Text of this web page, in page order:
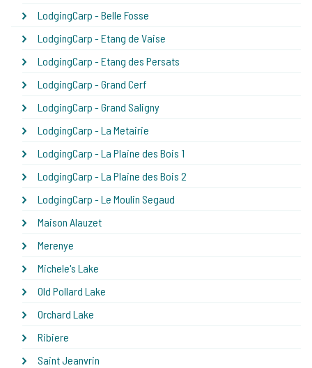
LodgingCarp - Belle Fosse
LodgingCarp - Etang de Vaise
LodgingCarp - Etang des Persats
LodgingCarp - Grand Cerf
LodgingCarp - Grand Saligny
LodgingCarp - La Metairie
LodgingCarp - La Plaine des Bois 1
LodgingCarp - La Plaine des Bois 2
LodgingCarp - Le Moulin Segaud
Maison Alauzet
Merenye
Michele's Lake
Old Pollard Lake
Orchard Lake
Ribiere
Saint Jeanvrin